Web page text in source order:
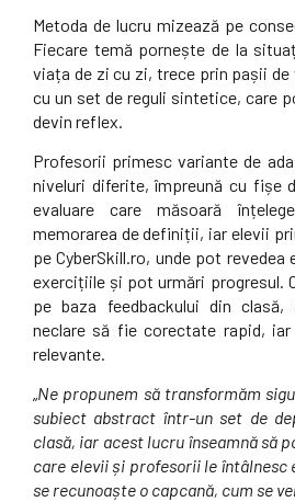
Metoda de lucru mizează pe
Fiecare temă pornește de la
viața de zi cu zi, trece prin pașii
cu un set de reguli sintetice, care
devin reflex.
Profesorii primesc variante de
niveluri diferite, împreună cu fișe
evaluare care măsoară
memorarea de definiții, iar elevii
pe CyberSkill.ro, unde pot
exercițiile și pot urmări progresul.
pe baza feedbackului din
neclare să fie corectate rapid, iar
relevante.
„Ne propunem să transformăm
subiect abstract într-un set de
clasă, iar acest lucru înseamnă să
care elevii și profesorii le întâlnesc
se recunoaște o capcană, cum se